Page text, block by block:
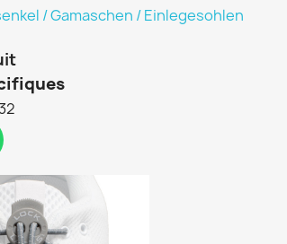
/ Gamaschen / Einlegesohlen